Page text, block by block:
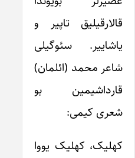
قالارقیلیق تاپیر و
یاشاییر.‌ سئوگیلی
شاعر محمد (ائلمان)
قارداشیمین بو
شعری کیمی:
کهلیک، کهلیک یووا